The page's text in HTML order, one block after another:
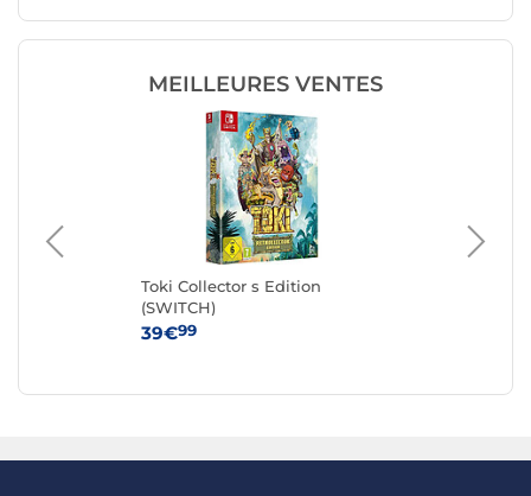
MEILLEURES VENTES
Toki Collector s Edition
(SWITCH)
39€99